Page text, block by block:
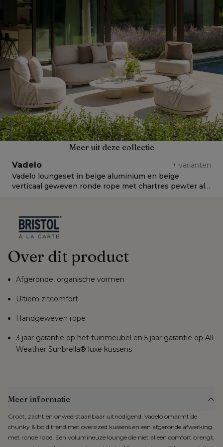
Meer uit deze collectie
Vadelo + varianten
Vadelo loungeset in beige aluminium en beige
verticaal geweven ronde rope met chartres pewter all
Over dit product
Afgeronde, organische vormen
Ultiem zitcomfort
Handgeweven rope
3 jaar garantie op het tuinmeubel en 5 jaar garantie op All
Weather Sunbrella® luxe kussens
Meer informatie
Groot, zacht en onweerstaanbaar uitnodigend. Vadelo omarmt de
chunky & bold trend met oversized kussens en een afgeronde afwerking
met ronde rope. Een volumineuze lounge die niet alleen comfort brengt,